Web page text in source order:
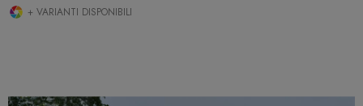
+ VARIANTI DISPONIBILI